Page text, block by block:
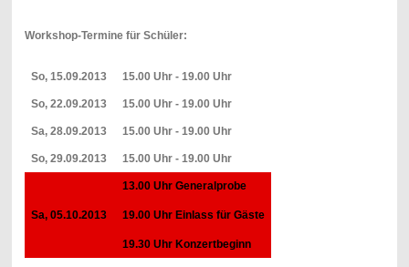
Workshop-Termine für Schüler:
So, 15.09.2013 15.00 Uhr - 19.00 Uhr
So, 22.09.2013 15.00 Uhr - 19.00 Uhr
Sa, 28.09.2013 15.00 Uhr - 19.00 Uhr
So, 29.09.2013 15.00 Uhr - 19.00 Uhr
Sa, 05.10.2013
13.00 Uhr Generalprobe
19.00 Uhr Einlass für Gäste
19.30 Uhr Konzertbeginn